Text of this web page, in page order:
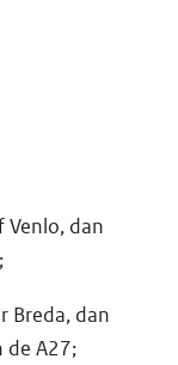
Venlo, dan
Breda, dan
de A27;